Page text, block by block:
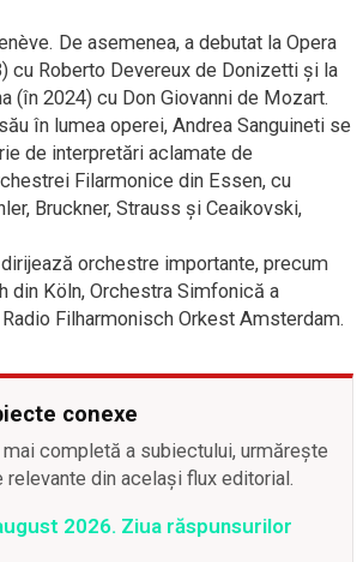
De asemenea, a debutat la Opera
cu Roberto Devereux de Donizetti și la
(în 2024) cu Don Giovanni de Mozart.
în lumea operei, Andrea Sanguineti se
de interpretări aclamate de
Filarmonice din Essen, cu
Bruckner, Strauss și Ceaikovski,
orchestre importante, precum
din Köln, Orchestra Simfonică a
Radio Filharmonisch Orkest Amsterdam.
conexe
completă a subiectului, urmărește
din același flux editorial.
2026. Ziua răspunsurilor